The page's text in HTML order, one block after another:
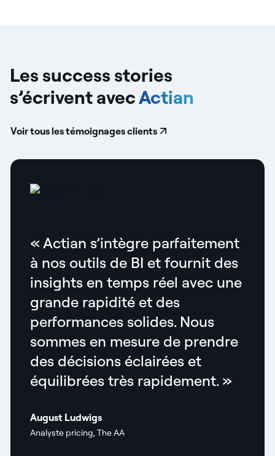
Les success stories
s’écrivent avecActian
Voir tous les témoignages clients
« Actian s’intègre parfaitement
à nos outils de BI et fournit des
insights en temps réel avec une
grande rapidité et des
performances solides. Nous
sommes en mesure de prendre
des décisions éclairées et
équilibrées très rapidement. »
August Ludwigs
Analyste pricing, The AA